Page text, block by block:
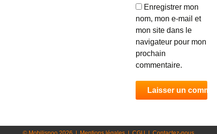
Enregistrer mon
nom, mon e-mail et
mon site dans le
navigateur pour mon
prochain
commentaire.